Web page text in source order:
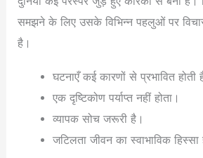
समझने के लिए उसके विभिन्न पहलुओं पर
है।
घटनाएँ कई कारणों से प्रभावित होती
एक दृष्टिकोण पर्याप्त नहीं होता।
व्यापक सोच जरूरी है।
जटिलता जीवन का स्वाभाविक हिस्सा